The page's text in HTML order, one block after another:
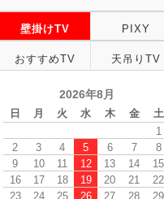
壁掛けTV PIXY
おすすめTV 天吊りTV
2026年8月
日 月 火 水 木 金
土
1
2
3 4 5 6 7
8
9
10 11 12 13 14
15
16
17 18 19 20 21
22
23
24 25 26 27 28
29